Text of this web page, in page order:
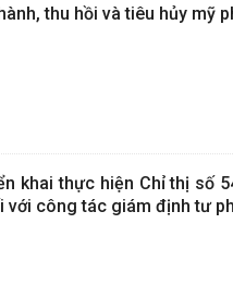
thu hồi và tiêu hủy mỹ
khai thực hiện Chỉ thị số
với công tác giám định tư